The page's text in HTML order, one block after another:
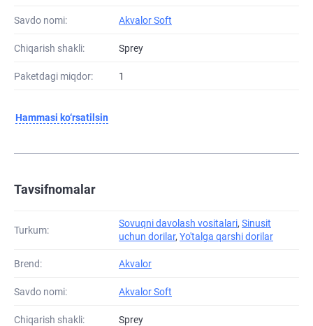
Savdo nomi: Akvalor Soft
Chiqarish shakli: Sprey
Paketdagi miqdor: 1
Hammasi ko‘rsatilsin
Tavsifnomalar
Turkum:
Sovuqni davolash vositalari, Sinusit
uchun dorilar, Yo'talga qarshi dorilar
Brend: Akvalor
Savdo nomi: Akvalor Soft
Chiqarish shakli: Sprey